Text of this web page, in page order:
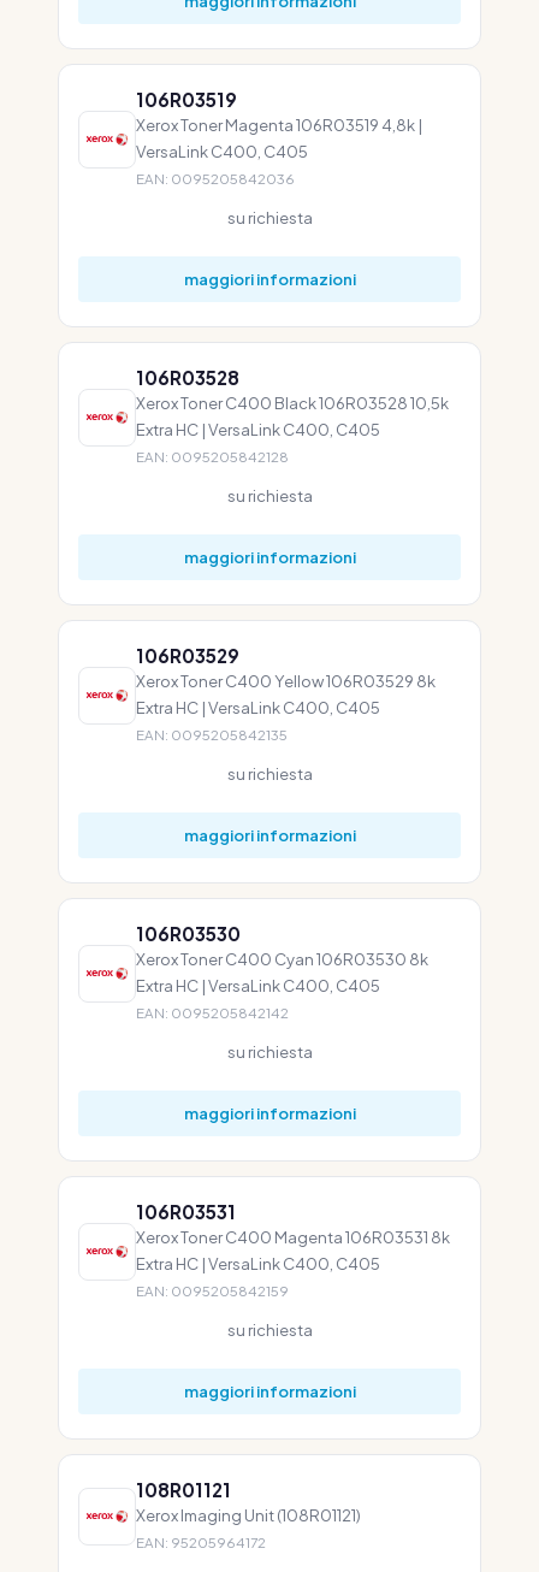
106R03519
Xerox Toner Magenta 106R03519 4,8k |
VersaLink C400, C405
EAN: 0095205842036
su richiesta
maggiori informazioni
106R03528
Xerox Toner C400 Black 106R03528 10,5k
Extra HC | VersaLink C400, C405
EAN: 0095205842128
su richiesta
maggiori informazioni
106R03529
Xerox Toner C400 Yellow 106R03529 8k
Extra HC | VersaLink C400, C405
EAN: 0095205842135
su richiesta
maggiori informazioni
106R03530
Xerox Toner C400 Cyan 106R03530 8k
Extra HC | VersaLink C400, C405
EAN: 0095205842142
su richiesta
maggiori informazioni
106R03531
Xerox Toner C400 Magenta 106R03531 8k
Extra HC | VersaLink C400, C405
EAN: 0095205842159
su richiesta
maggiori informazioni
108R01121
Xerox Imaging Unit (108R01121)
EAN: 95205964172